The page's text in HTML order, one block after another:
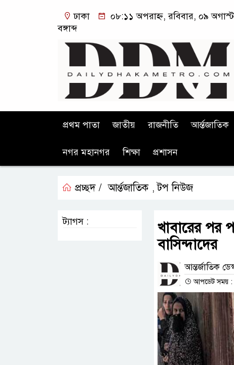
ঢাকা
০৮:১১ অপরাহ্ন, রবিবার, ০৯
বঙ্গাব্দ
প্রথম পাতা জাতীয় রাজনীতি আর্ন্তজাতিক
নগর মহানগর শিক্ষা প্রশাসন
প্রচ্ছদ / আর্ন্তজাতিক ,টপ নিউজ
খাবারের পর
বাসিন্দাদের
আন্তর্জাতিক
আপডেট সময় :
ট্যাগস :